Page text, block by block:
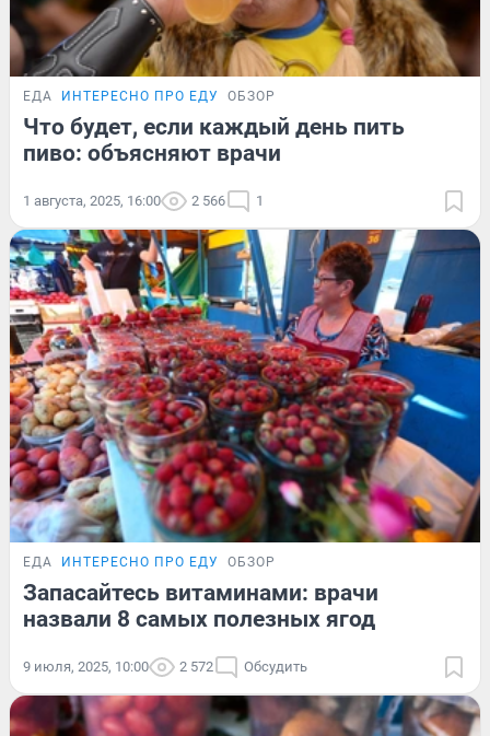
ЕДА ИНТЕРЕСНО ПРО ЕДУ ОБЗОР
Что будет, если каждый день пить
пиво: объясняют врачи
1 августа, 2025, 16:00 2 566 1
ЕДА ИНТЕРЕСНО ПРО ЕДУ ОБЗОР
Запасайтесь витаминами: врачи
назвали 8 самых полезных ягод
9 июля, 2025, 10:00 2 572 Обсудить